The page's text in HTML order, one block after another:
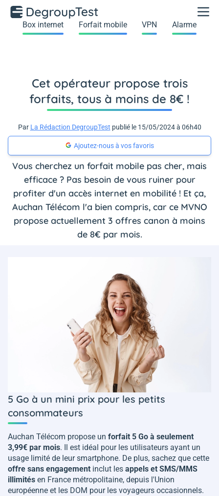
Box internet Forfait mobile VPN Alarme
Cet opérateur propose trois
forfaits, tous à moins de 8€ !
Par La Rédaction DegroupTest publié le 15/05/2024 à 06h40
Ajoutez-nous à vos favoris
Vous cherchez un forfait mobile pas cher, mais
efficace ? Pas besoin de vous ruiner pour
profiter d'un accès internet en mobilité ! Et ça,
Auchan Télécom l'a bien compris, car ce MVNO
propose actuellement 3 offres canon à moins
de 8€ par mois.
5 Go à un mini prix pour les petits
consommateurs
Auchan Télécom propose un forfait 5 Go à seulement
3,99€ par mois. Il est idéal pour les utilisateurs ayant un
usage limité de leur smartphone. De plus, sachez que cette
offre sans engagement inclut les appels et SMS/MMS
illimités en France métropolitaine, depuis l'Union
européenne et les DOM pour les voyageurs occasionnels.